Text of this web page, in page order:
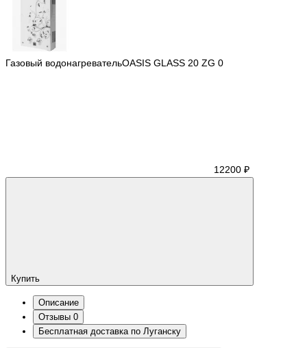
Газовый водонагревательOASIS GLASS 20 ZG 0
12200 ₽
Купить
Описание
Отзывы 0
Бесплатная доставка по Луганску